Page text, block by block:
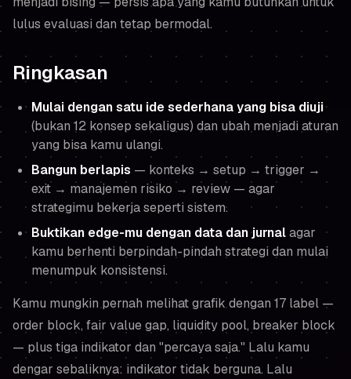
lulus evaluasi dan tetap bermodal.
Ringkasan
Mulai dengan satu ide sederhana yang bisa diuji
(bukan 12 konsep sekaligus) dan ubah menjadi aturan
yang bisa kamu ulangi.
Bangun berlapis — konteks → setup → trigger →
exit → manajemen risiko → review — agar
strategimu bekerja seperti sistem.
Buktikan edge-mu dengan data dan jurnalagar
kamu berhenti berpindah-pindah strategi dan mulai
menumpuk konsistensi.
Kamu mungkin pernah melihat grafik dengan 17 label —
order block, fair value gap, liquidity pool, breaker block
— plus tiga indikator dan "percaya saja." Lalu kamu
dengar sebaliknya: indikator tidak berguna. Lalu